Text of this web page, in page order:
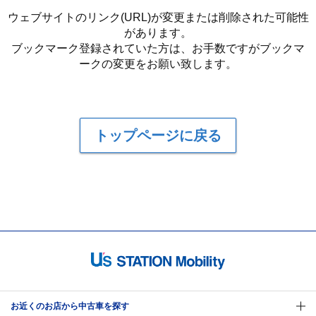
ウェブサイトのリンク(URL)が変更または削除された可能性
があります。
ブックマーク登録されていた方は、お手数ですがブックマ
ークの変更をお願い致します。
トップページに戻る
お近くのお店から中古車を探す